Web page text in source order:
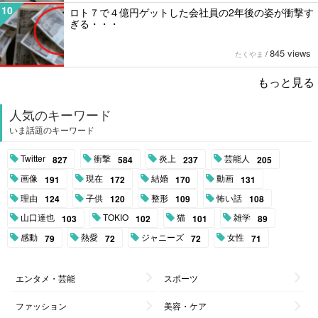
10
ロト７で４億円ゲットした会社員の2年後の姿が衝撃す
ぎる・・・
たくやま / 845 views
もっと見る
人気のキーワード
いま話題のキーワード
Twitter 827 衝撃 584 炎上 237 芸能人 205
画像 191 現在 172 結婚 170 動画 131
理由 124 子供 120 整形 109 怖い話 108
山口達也 103 TOKIO 102 猫 101 雑学 89
感動 79 熱愛 72 ジャニーズ 72 女性 71
エンタメ・芸能 スポーツ
ファッション 美容・ケア